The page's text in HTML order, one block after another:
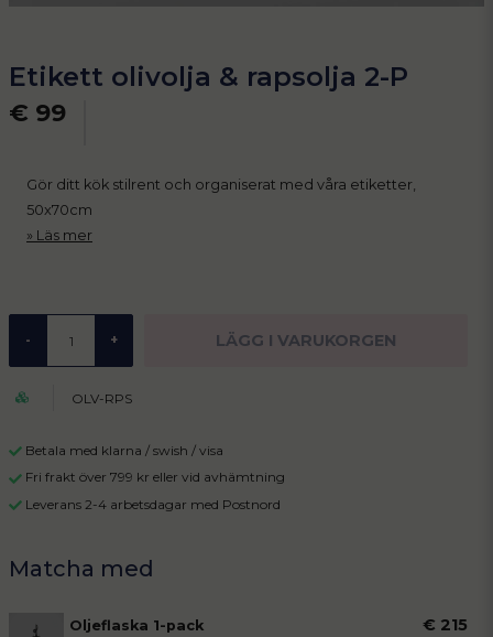
Etikett olivolja & rapsolja 2-P
€ 99
Gör ditt kök stilrent och organiserat med våra etiketter,
50x70cm
Läs mer
- + LÄGG I VARUKORGEN
OLV-RPS
Betala med klarna / swish / visa
Fri frakt över 799 kr eller vid avhämtning
Leverans 2-4 arbetsdagar med Postnord
Oljeflaska 1-pack € 215